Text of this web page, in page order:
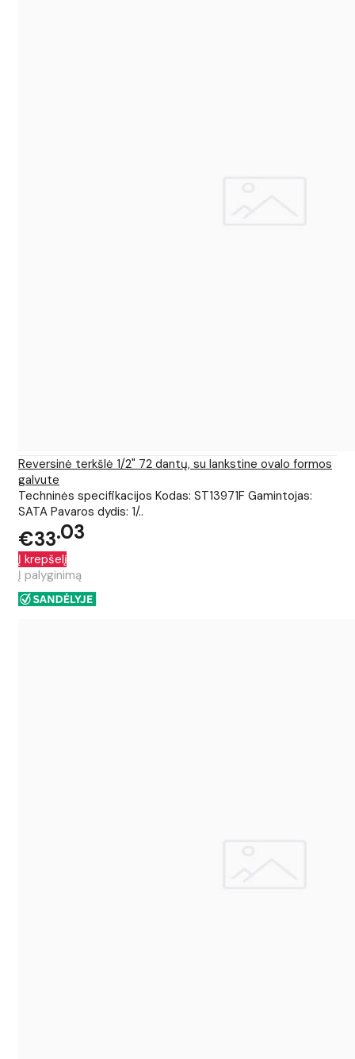
Reversinė terkšlė 1/2" 72 dantų, su lankstine ovalo formos
galvute
Techninės specifikacijos Kodas: ST13971F Gamintojas:
SATA Pavaros dydis: 1/..
€33 03
Į krepšelį
Į palyginimą